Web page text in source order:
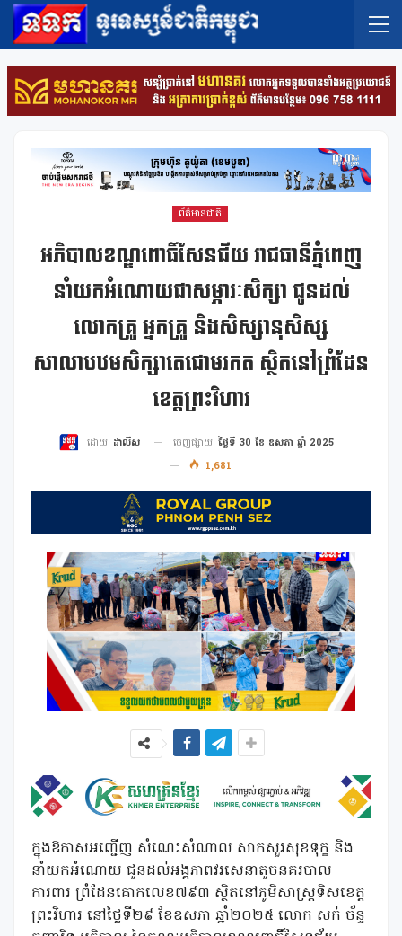
ព័ត៌មានជាតិ
អភិបាលខណ្ឌពោធិ៍សែនជ័យ រាជធានីភ្នំពេញ
នាំយកអំណោយជាសម្ភារៈសិក្សា ជូនដល់
លោកគ្រូ អ្នកគ្រូ និងសិស្សានុសិស្ស
សាលាបឋមសិក្សាតេជោមរកត ស្ថិតនៅព្រំដែន
ខេត្តព្រះវិហារ
ដោយ ដាលីស ចេញផ្សាយ ថ្ងៃទី 30 ខែ ឧសភា ឆ្នាំ 2025
1,681
ក្នុងឱកាសអញ្ជេីញ សំណេះសំណាល សាកសួរសុខទុក្ខ និង
នាំយកអំណោយ ជូនដល់អង្គភាពវរសេនាតូចនគរបាល
ការពារ ព្រំដែនគោកលេខ៧៩៣ ស្ថិតនៅភូមិសាស្ត្រទិសខេត្ត
ព្រះវិហារ នៅថ្ងៃទី២៩ ខែឧសភា ឆ្នាំ២០២៥ លោក សក់ ច័ន្ទ